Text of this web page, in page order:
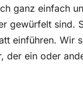
ganz einfach
gewürfelt sind.
einführen. Wir
der ein oder